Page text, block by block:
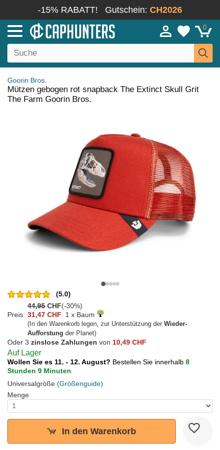
-15% RABATT! Gutschein: CH2026
0
Goorin Bros.
Mützen gebogen rot snapback The Extinct Skull Grit
The Farm Goorin Bros.
(5.0)
44,95 CHF(-30%)
Preis: 31,47 CHF 1 x Baum
(In den Warenkorb legen, zur Unterstützung der Wieder-
Aufforstung der Planet)
Oder 3 zinslose Zahlungen von 10,49 CHF
Auf Lager
Wollen Sie es 11. - 12. August? Bestellen Sie innerhalb 8
Stunden 9 Minuten
Universalgröße (Größenguide)
Menge
In den Warenkorb